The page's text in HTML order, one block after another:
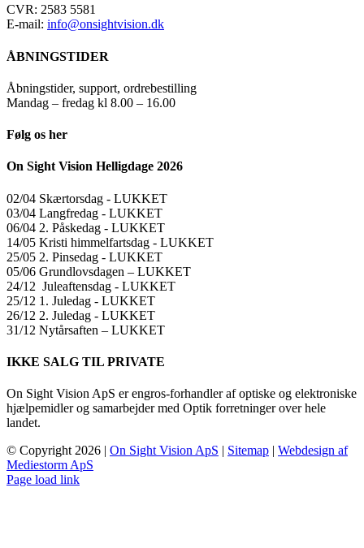
CVR: 2583 5581
E-mail: info@onsightvision.dk
ÅBNINGSTIDER
Åbningstider, support, ordrebestilling
Mandag – fredag kl 8.00 – 16.00
Følg os her
On Sight Vision Helligdage 2026
02/04 Skærtorsdag ​​- LUKKET
03/04 Langfredag ​​- LUKKET
06/04 2. Påskedag ​​- LUKKET
14/05 Kristi himmelfartsdag ​​- LUKKET
25/05 2. Pinsedag ​​- LUKKET
05/06 Grundlovsdagen – LUKKET
24/12 Juleaftensdag ​​- LUKKET
25/12 1. Juledag ​​- LUKKET
26/12 2. Juledag ​​- LUKKET
31/12 Nytårsaften – LUKKET
IKKE SALG TIL PRIVATE
On Sight Vision ApS er engros-forhandler af optiske og elektroniske
hjælpemidler og samarbejder med Optik forretninger over hele
landet.
© Copyright 2026 | On Sight Vision ApS | Sitemap | Webdesign af
Mediestorm ApS
Page load link